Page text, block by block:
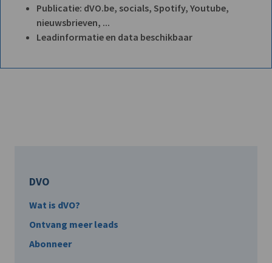
Publicatie: dVO.be, socials, Spotify, Youtube,
nieuwsbrieven, ...
Leadinformatie en data beschikbaar
DVO
Wat is dVO?
Ontvang meer leads
Abonneer